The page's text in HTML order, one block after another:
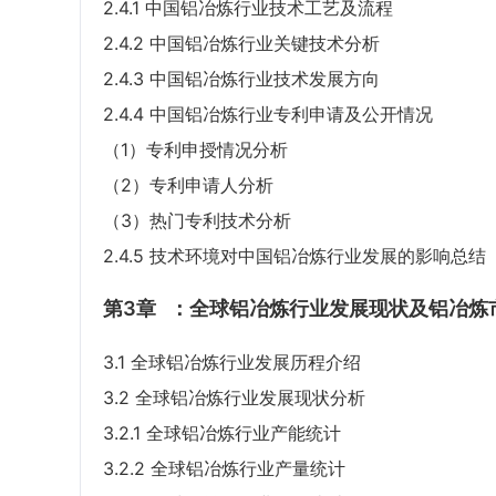
2.4.1 中国铝冶炼行业技术工艺及流程
2.4.2 中国铝冶炼行业关键技术分析
2.4.3 中国铝冶炼行业技术发展方向
2.4.4 中国铝冶炼行业专利申请及公开情况
（1）专利申授情况分析
（2）专利申请人分析
（3）热门专利技术分析
2.4.5 技术环境对中国铝冶炼行业发展的影响总结
第3章 ：全球铝冶炼行业发展现状及铝冶炼
3.1 全球铝冶炼行业发展历程介绍
3.2 全球铝冶炼行业发展现状分析
3.2.1 全球铝冶炼行业产能统计
3.2.2 全球铝冶炼行业产量统计